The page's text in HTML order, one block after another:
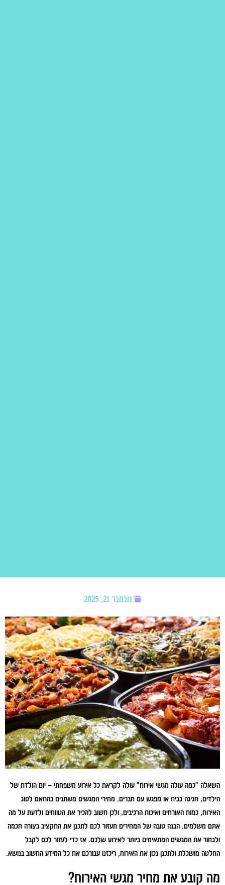
נובמבר 21, 2025
השאלה "כמה עולה מגשי אירוח" עולה לקראת כל אירוע משפחתי – יום הולדת של
הילדים, חגיגה בבית או מפגש עם חברים. מחירי המגשים משתנים בהתאם לסוג
האירוח, כמות האורחים ואיכות הרכיבים, ולכן חשוב להכיר את הטווחים ולדעת על מה
אתם משלמים. הבנה טובה של המחירים תעזור לכם לתכנן את התקציב בצורה חכמה
ולבחור את המגשים המתאימים ביותר לאירוע שלכם. אז כדי לעזור לכם לקבל
החלטה מושכלת ולתכנן נכון את האירוח, ריכזנו עבורכם את כל המידע החשוב בנושא.
מה קובע את מחיר מגשי האירוח?